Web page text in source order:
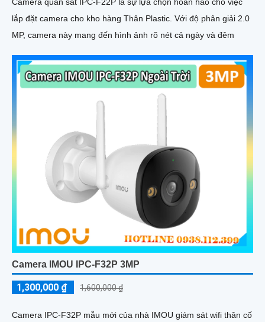
lắp đặt camera cho kho hàng Thân Plastic. Với độ phân giải 2.0
MP, camera này mang đến hình ảnh rõ nét cả ngày và đêm
Camera IMOU IPC-F32P 3MP
1,300,000 ₫ 1,600,000 ₫
Camera IPC-F32P mẫu mới của nhà IMOU giám sát wifi thân cố